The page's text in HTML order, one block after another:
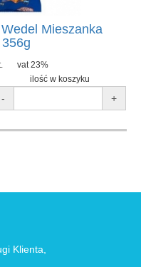
Mieszanka
vat 23%
ilość w koszyku
- +
Klienta,